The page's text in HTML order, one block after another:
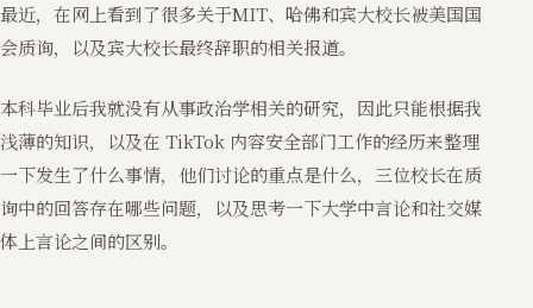
最近，在网上看到了很多关于MIT、哈佛和宾大校长被美国国
会质询，以及宾大校长最终辞职的相关报道。
本科毕业后我就没有从事政治学相关的研究，因此只能根据我
浅薄的知识，以及在 TikTok 内容安全部门工作的经历来整理
一下发生了什么事情，他们讨论的重点是什么，三位校长在质
询中的回答存在哪些问题，以及思考一下大学中言论和社交媒
体上言论之间的区别。